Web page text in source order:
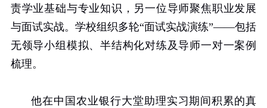
责学业基础与专业知识，另一位导师聚焦职业发展
与面试实战。学校组织多轮“面试实战演练”——包括
无领导小组模拟、半结构化对练及导师一对一案例
梳理。
他在中国农业银行大堂助理实习期间积累的真